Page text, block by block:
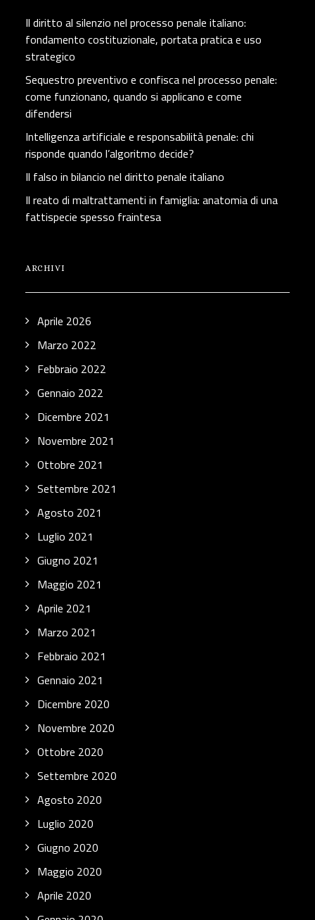
Il diritto al silenzio nel processo penale italiano:
fondamento costituzionale, portata pratica e uso
strategico
Sequestro preventivo e confisca nel processo penale:
come funzionano, quando si applicano e come
difendersi
Intelligenza artificiale e responsabilità penale: chi
risponde quando l’algoritmo decide?
Il falso in bilancio nel diritto penale italiano
Il reato di maltrattamenti in famiglia: anatomia di una
fattispecie spesso fraintesa
ARCHIVI
Aprile 2026
Marzo 2022
Febbraio 2022
Gennaio 2022
Dicembre 2021
Novembre 2021
Ottobre 2021
Settembre 2021
Agosto 2021
Luglio 2021
Giugno 2021
Maggio 2021
Aprile 2021
Marzo 2021
Febbraio 2021
Gennaio 2021
Dicembre 2020
Novembre 2020
Ottobre 2020
Settembre 2020
Agosto 2020
Luglio 2020
Giugno 2020
Maggio 2020
Aprile 2020